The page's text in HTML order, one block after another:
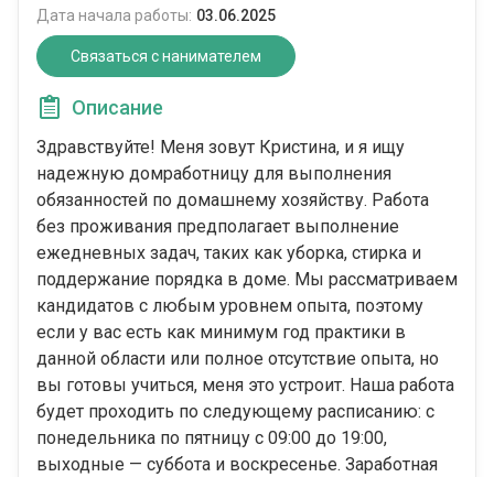
Дата начала работы: 03.06.2025
Связаться с нанимателем
Описание
Здравствуйте! Меня зовут Кристина, и я ищу
надежную домработницу для выполнения
обязанностей по домашнему хозяйству. Работа
без проживания предполагает выполнение
ежедневных задач, таких как уборка, стирка и
поддержание порядка в доме. Мы рассматриваем
кандидатов с любым уровнем опыта, поэтому
если у вас есть как минимум год практики в
данной области или полное отсутствие опыта, но
вы готовы учиться, меня это устроит. Наша работа
будет проходить по следующему расписанию: с
понедельника по пятницу с 09:00 до 19:00,
выходные — суббота и воскресенье. Заработная